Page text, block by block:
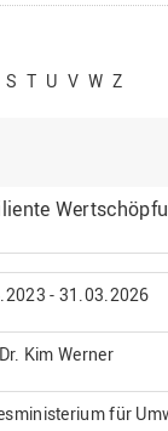
S T U V W Z
- 31.03.2026
Kim Werner
für